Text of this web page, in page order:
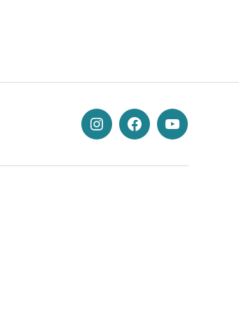
InstagramFacebookYouTube